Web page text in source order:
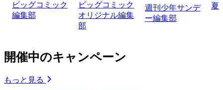
ビッグコミック
編集部
ビッグコミック
オリジナル編集
部
週刊少年サンデ
ー編集部
夏
開催中のキャンペーン
もっと見る